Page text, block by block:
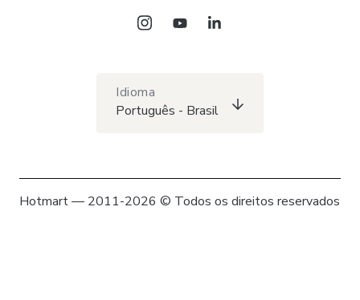
Idioma
Português - Brasil
Hotmart — 2011-2026 © Todos os direitos reservados